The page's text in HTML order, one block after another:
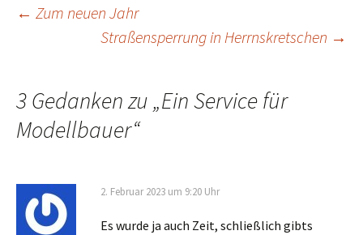
Beitrags-
← Zum neuen Jahr
Straßensperrung in Herrnskretschen →
3 Gedanken zu „Ein Service für
Modellbauer“
2. Februar 2023 um 9:20 Uhr
Es wurde ja auch Zeit, schließlich gibts